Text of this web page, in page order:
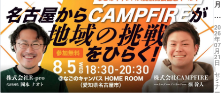
る
ル
ル
飲
料
関
月
5
日
(
開
催
｜
C
A
20
26
年
07
月
21
日
|
セ
ミ
ナ
ー